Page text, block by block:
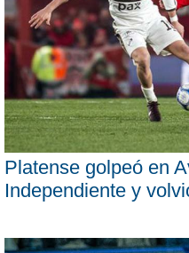
Platense golpeó en
Independiente y